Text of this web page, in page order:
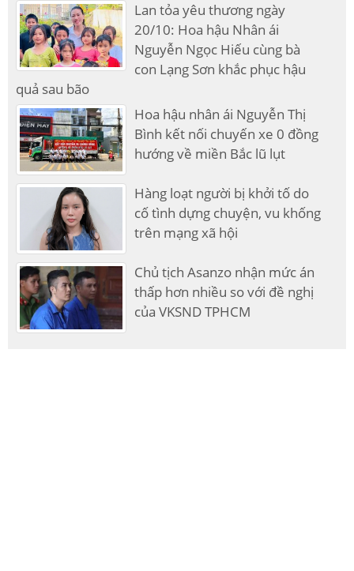
Lan tỏa yêu thương ngày
20/10: Hoa hậu Nhân ái
Nguyễn Ngọc Hiếu cùng bà
con Lạng Sơn khắc phục hậu
quả sau bão
Hoa hậu nhân ái Nguyễn Thị
Bình kết nối chuyến xe 0 đồng
hướng về miền Bắc lũ lụt
Hàng loạt người bị khởi tố do
cố tình dựng chuyện, vu khống
trên mạng xã hội
Chủ tịch Asanzo nhận mức án
thấp hơn nhiều so với đề nghị
của VKSND TPHCM